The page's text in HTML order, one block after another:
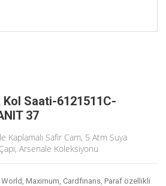
Kol Saati-6121511C-
37
Kaplamalı Safir Cam, 5 Atm Suya
Arsenale Koleksiyonu
Maximum, Cardfinans, Paraf özellikli